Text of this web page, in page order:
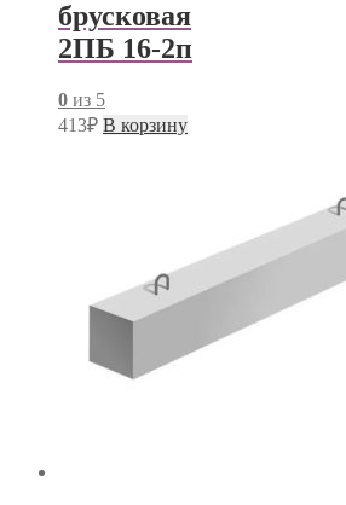
брусковая
2ПБ 16-2п
0 из 5
413₽ В корзину